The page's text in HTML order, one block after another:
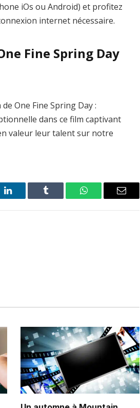
iOs ou Android) et profitez
internet nécessaire.
Fine Spring Day
One Fine Spring Day :
dans ce film captivant
valeur leur talent sur notre
LinkedIn Tumblr WhatsAppEmail